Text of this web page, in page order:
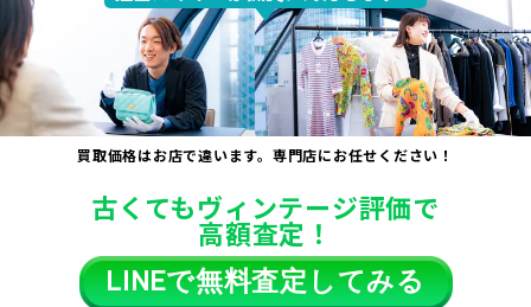
買取価格はお店で違います。専門店にお任せください！
古くてもヴィンテージ評価で
高額査定！
LINEで無料査定してみる